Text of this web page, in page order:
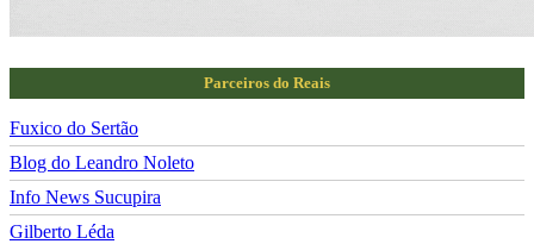
Parceiros do Reais
Fuxico do Sertão
Blog do Leandro Noleto
Info News Sucupira
Gilberto Léda